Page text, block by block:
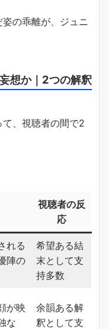
の乖離が、ジュニ
想か｜2つの解釈
、視聴者の間で2
視聴者の反
応
れる
陣の
希望ある結
末として支
持多数
が映
な
余韻ある解
釈として支